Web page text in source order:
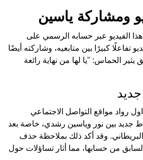
ومشاركة ياسين
الفيديو عبر حسابه الرسمي على
تفاعلًا كبيرًا بين متابعيه، وشاركته أيضًا
يثير الحماس: "يا لها من نهاية رائعة
جديد
رواد مواقع التواصل الاجتماعي
جديد بين نور وياسين رشدي، خاصة بعد
وقد أكد ذلك بملاحظة حذف
من حسابها، مما أثار تساؤلات حول